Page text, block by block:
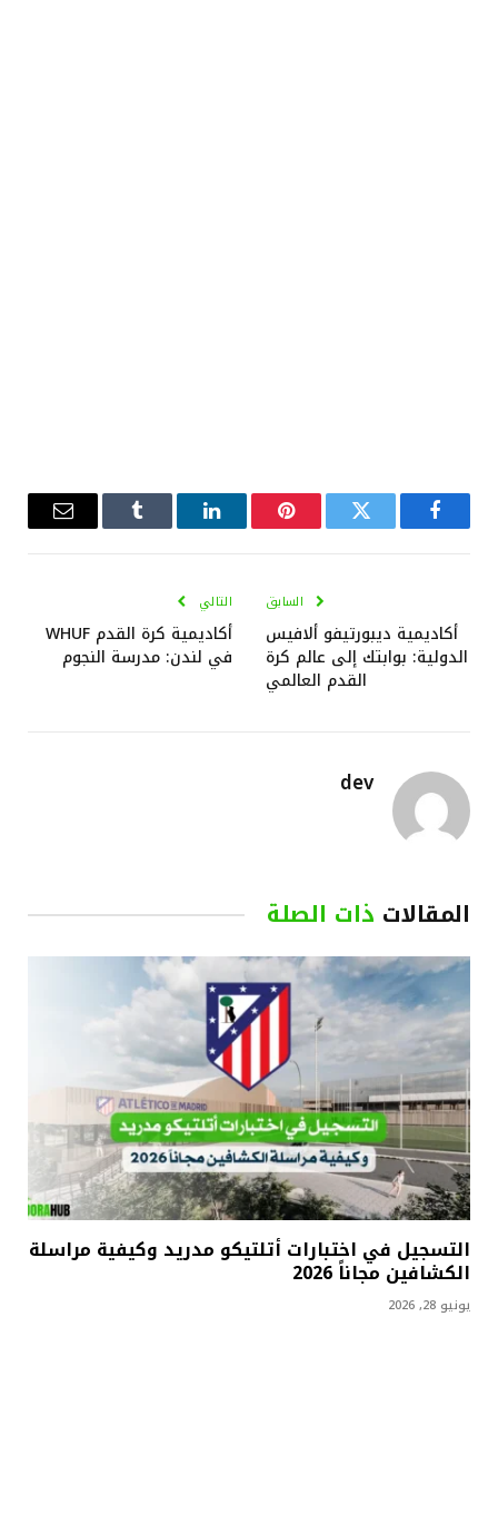
فيسبوك تويتر بينتيريستلينكدإن Tumblr
البريد
السابق
أكاديمية ديبورتيفو ألافيس
الدولية: بوابتك إلى عالم كرة
القدم العالمي
التالي
أكاديمية كرة القدم WHUF
في لندن: مدرسة النجوم
dev
المقالات ذات الصلة
التسجيل في اختبارات أتلتيكو مدريد وكيفية مراسلة
الكشافين مجاناً 2026
يونيو 28, 2026